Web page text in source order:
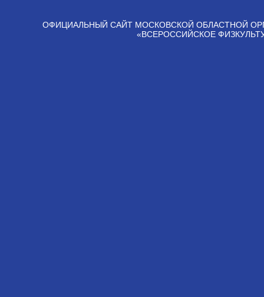
ОФИЦИАЛЬНЫЙ САЙТ МОСКОВСКОЙ ОБЛАСТНОЙ
«ВСЕРОССИЙСКОЕ